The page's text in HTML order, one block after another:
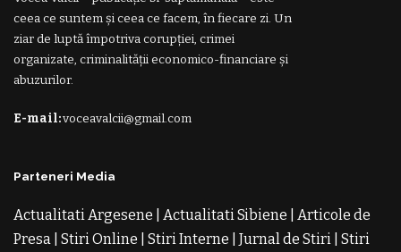
ceea ce suntem și ceea ce facem, în fiecare zi. Un
ziar de luptă împotriva corupției, crimei
organizate, criminalității economico-financiare și
abuzurilor.
E-mail:voceavalcii@gmail.com
Parteneri Media
Actualitati Argesene Actualitati Sibiene
Articole de
Presa Stiri Online Stiri Interne Jurnal de Stiri Stiri